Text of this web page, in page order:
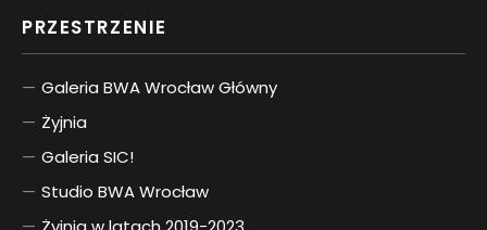
PRZESTRZENIE
Galeria BWA Wrocław Główny
Żyjnia
Galeria SIC!
Studio BWA Wrocław